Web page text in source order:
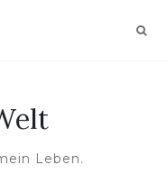
Leben.